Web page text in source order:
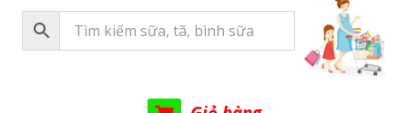
Baby-
mum